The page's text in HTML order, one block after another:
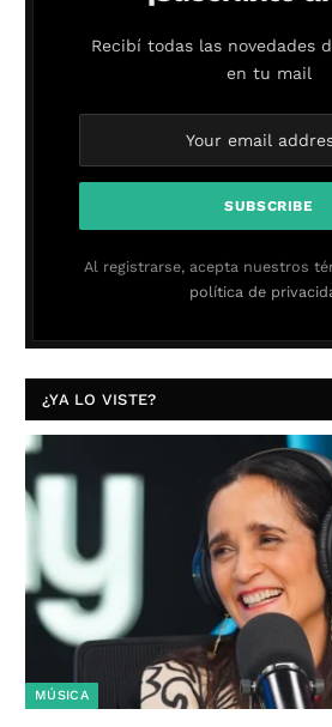
Recibí todas las novedades
en tu mail
Al registrarse, acepta nuestros
política de
¿YA LO VISTE?
MÚSICA